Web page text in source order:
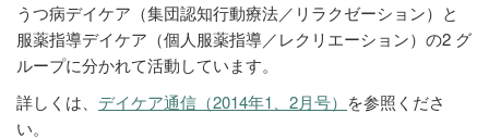
うつ病デイケア（集団認知行動療法／リラクゼーション）と
服薬指導デイケア（個人服薬指導／レクリエーション）の2 グ
ループに分かれて活動しています。
詳しくは、 デイケア通信（2014年1、2月号） を参照くださ
い。